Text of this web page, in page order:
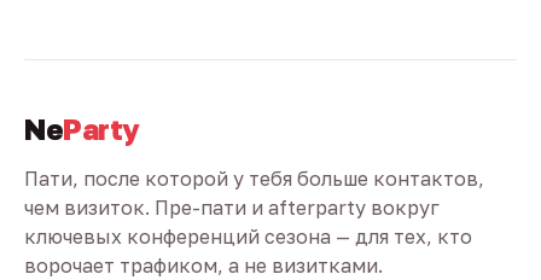
NeParty
Пати, после которой у тебя больше контактов,
чем визиток. Пре-пати и afterparty вокруг
ключевых конференций сезона — для тех, кто
ворочает трафиком, а не визитками.